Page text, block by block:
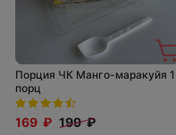
Порция ЧК Манго-маракуйя 1
порц
169 ₽ 199 ₽